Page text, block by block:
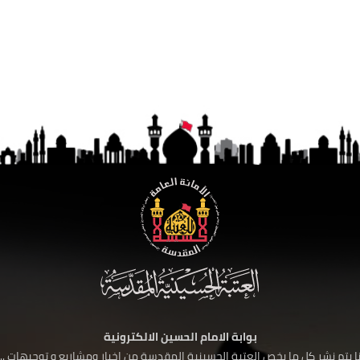
بوابة الامام الحسين الالكترونية